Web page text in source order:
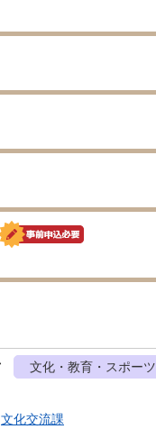
文化・教育・スポーツ
文化交流課